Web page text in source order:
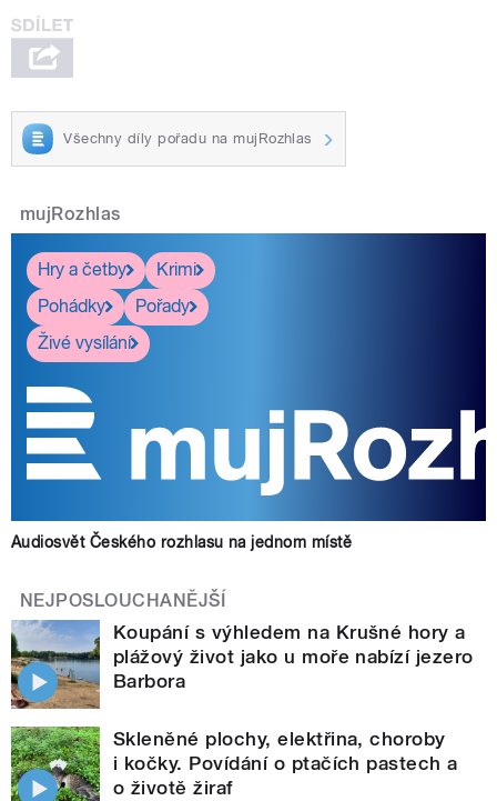
Všechny díly pořadu na mujRozhlas
mujRozhlas
Hry a četby
Krimi
Pohádky
Pořady
Živé vysílání
Audiosvět Českého rozhlasu na jednom místě
NEJPOSLOUCHANĚJŠÍ
Koupání s výhledem na Krušné hory a
plážový život jako u moře nabízí jezero
Barbora
Skleněné plochy, elektřina, choroby
i kočky. Povídání o ptačích pastech a
o životě žiraf